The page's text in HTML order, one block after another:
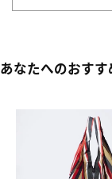
あなたへのおすす